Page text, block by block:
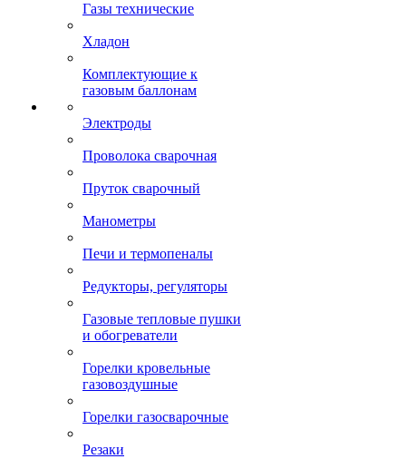
Газы технические
Хладон
Комплектующие к
газовым баллонам
Электроды
Проволока сварочная
Пруток сварочный
Манометры
Печи и термопеналы
Редукторы, регуляторы
Газовые тепловые пушки
и обогреватели
Горелки кровельные
газовоздушные
Горелки газосварочные
Резаки